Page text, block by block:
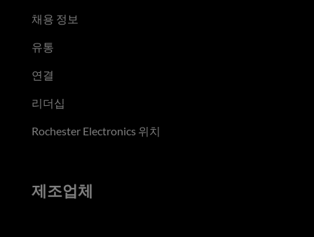
채용 정보
유통
연결
리더십
Rochester Electronics 위치
제조업체